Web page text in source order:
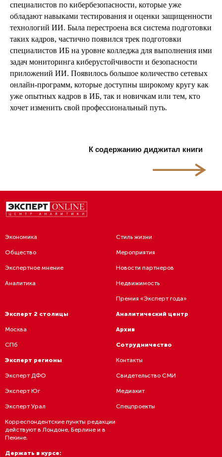
специалистов по кибербезопасности, которые уже
обладают навыками тестирования и оценки защищенности
технологий ИИ. Была перестроена вся система подготовки
таких кадров, частично появился трек подготовки
специалистов ИБ на уровне колледжа для выполнения ими
задач мониторинга киберустойчивости и безопасности
приложений ИИ. Появилось большое количество сетевых
онлайн-программ, которые доступны широкому кругу как
уже опытных кадров в ИБ, так и новичкам или тем, кто
хочет изменить свой профессиональный путь.
К содержанию диджитал книги
Экономика
Общество
Экспертное мнение
Аналитика
Стиль жизни
Мероприятия
Новости партнеров
Недвижимость
Премия «Эксперт года»
Эксперт 2 столицы
Москва
СПб
Эксперт регионы
Эксперт ДФО
Эксперт Юг
Эксперт Урал
Корреспондентские пункты редакции
действуют в Лондоне, Берлине и в
Пекине.
Аналитический центр
Архив
Сотрудничество
Контакты
Свидетельство СМИ
Медиакит
Спецпроекты
Держать в курсе: